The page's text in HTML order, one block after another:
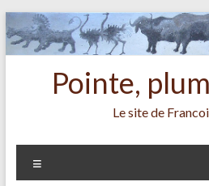
Aller
au
contenu
Pointe,
Le site de